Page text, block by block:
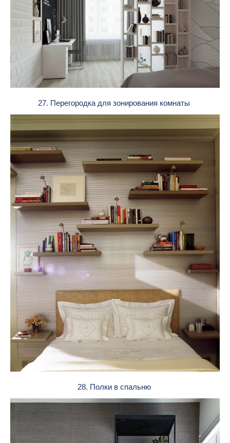
27. Перегородка для зонирования комнаты
28. Полки в спальню